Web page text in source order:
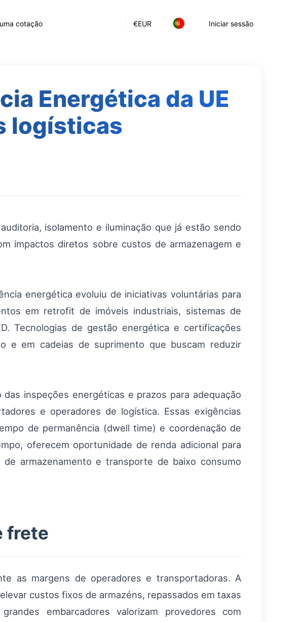
€EUR Iniciar sessão
cotação
Energética da UE
logísticas
isolamento e iluminação que já estão sendo
impactos diretos sobre custos de armazenagem e
energética evoluiu de iniciativas voluntárias para
em retrofit de imóveis industriais, sistemas de
Tecnologias de gestão energética e certificações
e em cadeias de suprimento que buscam reduzir
inspeções energéticas e prazos para adequação
e operadores de logística. Essas exigências
de permanência (dwell time) e coordenação de
oferecem oportunidade de renda adicional para
armazenamento e transporte de baixo consumo
frete
as margens de operadores e transportadoras. A
custos fixos de armazéns, repassados em taxas
embarcadores valorizam provedores com